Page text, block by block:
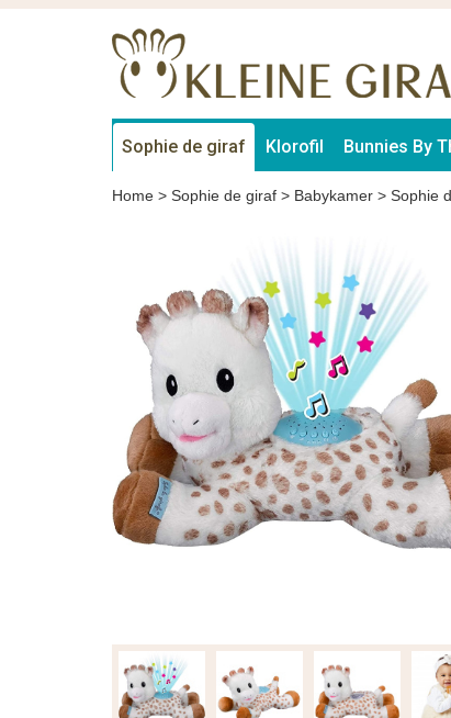
Sophie de giraf Klorofil Bunnies By
Home > Sophie de giraf > Babykamer > Sophie